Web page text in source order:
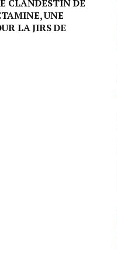
CLANDESTIN DE
UNE
LA JIRS DE